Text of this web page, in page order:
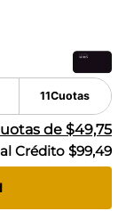
11Cuotas
de $49,75
Crédito $99,49